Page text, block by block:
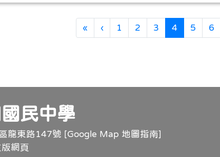
« 第一頁
‹上一頁
1 2 3 4(目前頁次)
5 6
民中學
龍東路147號 [Google Map 地圖指南]
網頁